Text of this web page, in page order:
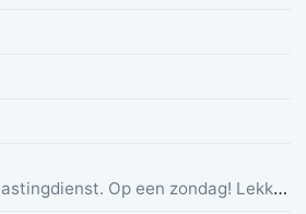
Doet zich voor als belastingdienst. Op een zondag! Lekker dom